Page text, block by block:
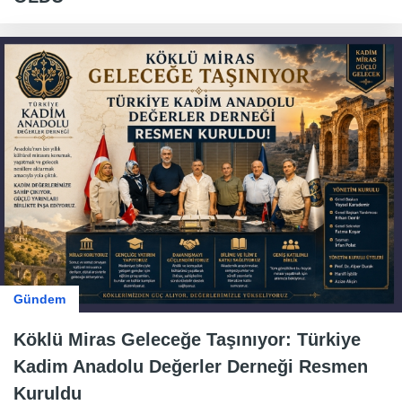
Gündem
Köklü Miras Geleceğe Taşınıyor: Türkiye
Kadim Anadolu Değerler Derneği Resmen
Kuruldu